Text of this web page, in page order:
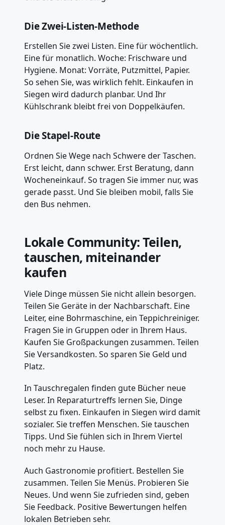
Die Zwei-Listen-Methode
Erstellen Sie zwei Listen. Eine für wöchentlich.
Eine für monatlich. Woche: Frischware und
Hygiene. Monat: Vorräte, Putzmittel, Papier.
So sehen Sie, was wirklich fehlt. Einkaufen in
Siegen wird dadurch planbar. Und Ihr
Kühlschrank bleibt frei von Doppelkäufen.
Die Stapel-Route
Ordnen Sie Wege nach Schwere der Taschen.
Erst leicht, dann schwer. Erst Beratung, dann
Wocheneinkauf. So tragen Sie immer nur, was
gerade passt. Und Sie bleiben mobil, falls Sie
den Bus nehmen.
Lokale Community: Teilen,
tauschen, miteinander
kaufen
Viele Dinge müssen Sie nicht allein besorgen.
Teilen Sie Geräte in der Nachbarschaft. Eine
Leiter, eine Bohrmaschine, ein Teppichreiniger.
Fragen Sie in Gruppen oder in Ihrem Haus.
Kaufen Sie Großpackungen zusammen. Teilen
Sie Versandkosten. So sparen Sie Geld und
Platz.
In Tauschregalen finden gute Bücher neue
Leser. In Reparaturtreffs lernen Sie, Dinge
selbst zu fixen. Einkaufen in Siegen wird damit
sozialer. Sie treffen Menschen. Sie tauschen
Tipps. Und Sie fühlen sich in Ihrem Viertel
noch mehr zu Hause.
Auch Gastronomie profitiert. Bestellen Sie
zusammen. Teilen Sie Menüs. Probieren Sie
Neues. Und wenn Sie zufrieden sind, geben
Sie Feedback. Positive Bewertungen helfen
lokalen Betrieben sehr.